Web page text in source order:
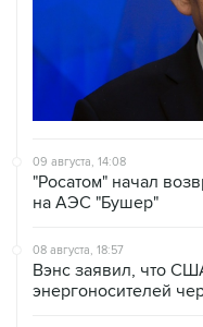
09 августа, 14:08
"Росатом" начал
на АЭС "Бушер"
08 августа, 18:57
Вэнс заявил, что
энергоносителей